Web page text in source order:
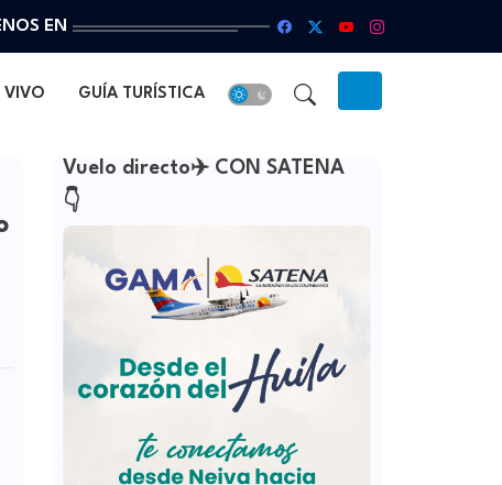
EN
VIVO GUÍA TURÍSTICA
Vuelo directo✈️ CON SATENA
👇